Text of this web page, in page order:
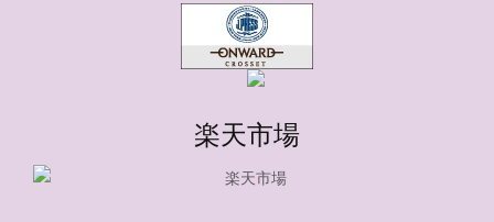
楽天市場